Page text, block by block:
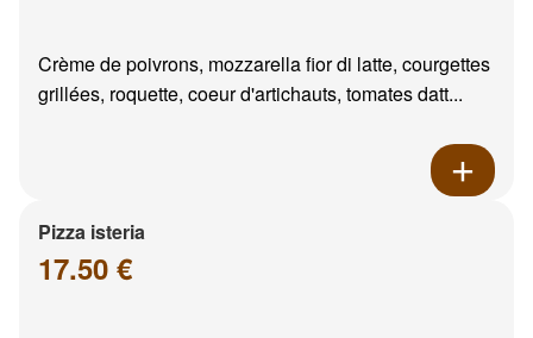
Crème de poivrons, mozzarella fior di latte, courgettes
grillées, roquette, coeur d'artichauts, tomates datt...
Pizza isteria
17.50 €